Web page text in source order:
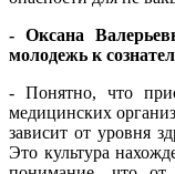
- Оксана
молодежь к
- Понятно, что
медицинских
зависит от уровня
Это культура